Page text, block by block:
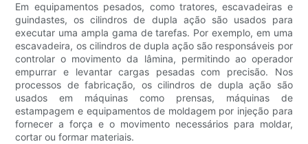
Em equipamentos pesados, como tratores, escavadeiras e
guindastes, os cilindros de dupla ação são usados ​​para
executar uma ampla gama de tarefas. Por exemplo, em uma
escavadeira, os cilindros de dupla ação são responsáveis ​​por
controlar o movimento da lâmina, permitindo ao operador
empurrar e levantar cargas pesadas com precisão. Nos
processos de fabricação, os cilindros de dupla ação são
usados ​​em máquinas como prensas, máquinas de
estampagem e equipamentos de moldagem por injeção para
fornecer a força e o movimento necessários para moldar,
cortar ou formar materiais.